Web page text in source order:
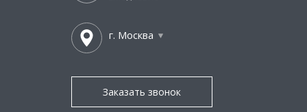
г. Москва
Заказать звонок